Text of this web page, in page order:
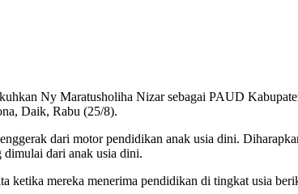
Ny Maratusholiha Nizar sebagai PAUD
Daik, Rabu (25/8).
dari motor pendidikan anak usia dini.
dimulai dari anak usia dini.
ketika mereka menerima pendidikan di tingkat usia